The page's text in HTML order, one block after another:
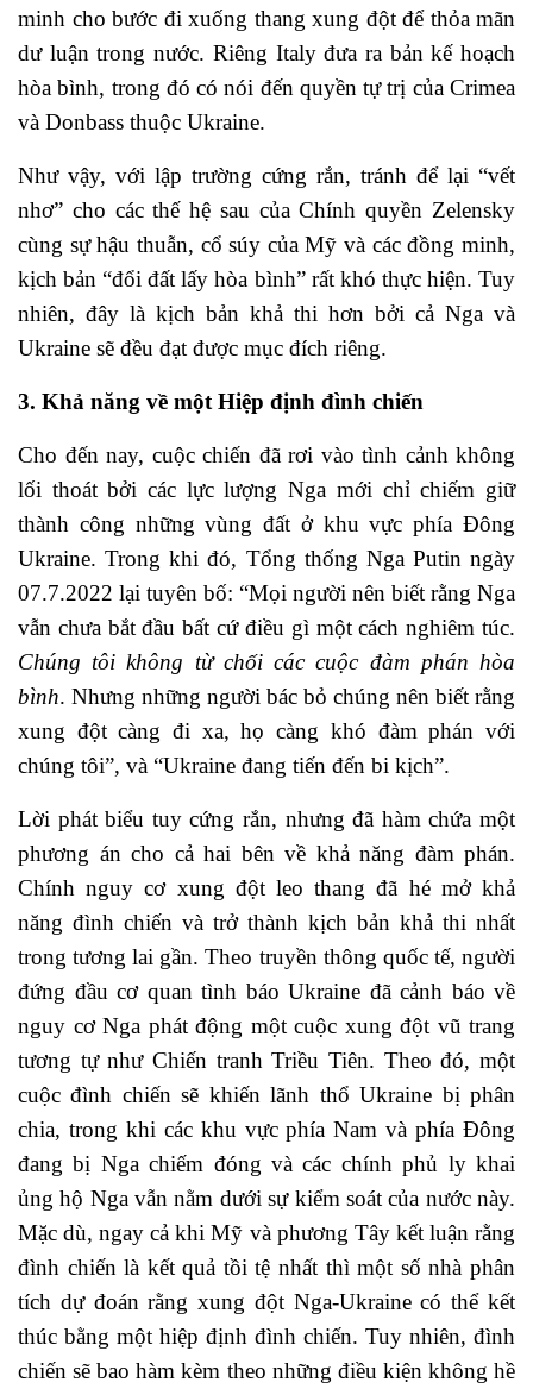
minh cho bước đi xuống thang xung đột để thỏa mãn
dư luận trong nước. Riêng Italy đưa ra bản kế hoạch
hòa bình, trong đó có nói đến quyền tự trị của Crimea
và Donbass thuộc Ukraine.
Như vậy, với lập trường cứng rắn, tránh để lại “vết
nhơ” cho các thế hệ sau của Chính quyền Zelensky
cùng sự hậu thuẫn, cổ súy của Mỹ và các đồng minh,
kịch bản “đổi đất lấy hòa bình” rất khó thực hiện. Tuy
nhiên, đây là kịch bản khả thi hơn bởi cả Nga và
Ukraine sẽ đều đạt được mục đích riêng.
3. Khả năng về một Hiệp định đình chiến
Cho đến nay, cuộc chiến đã rơi vào tình cảnh không
lối thoát bởi các lực lượng Nga mới chỉ chiếm giữ
thành công những vùng đất ở khu vực phía Đông
Ukraine. Trong khi đó, Tổng thống Nga Putin ngày
07.7.2022 lại tuyên bố: “Mọi người nên biết rằng Nga
vẫn chưa bắt đầu bất cứ điều gì một cách nghiêm túc.
Chúng tôi không từ chối các cuộc đàm phán hòa
bình. Nhưng những người bác bỏ chúng nên biết rằng
xung đột càng đi xa, họ càng khó đàm phán với
chúng tôi”, và “Ukraine đang tiến đến bi kịch”.
Lời phát biểu tuy cứng rắn, nhưng đã hàm chứa một
phương án cho cả hai bên về khả năng đàm phán.
Chính nguy cơ xung đột leo thang đã hé mở khả
năng đình chiến và trở thành kịch bản khả thi nhất
trong tương lai gần. Theo truyền thông quốc tế, người
đứng đầu cơ quan tình báo Ukraine đã cảnh báo về
nguy cơ Nga phát động một cuộc xung đột vũ trang
tương tự như Chiến tranh Triều Tiên. Theo đó, một
cuộc đình chiến sẽ khiến lãnh thổ Ukraine bị phân
chia, trong khi các khu vực phía Nam và phía Đông
đang bị Nga chiếm đóng và các chính phủ ly khai
ủng hộ Nga vẫn nằm dưới sự kiểm soát của nước này.
Mặc dù, ngay cả khi Mỹ và phương Tây kết luận rằng
đình chiến là kết quả tồi tệ nhất thì một số nhà phân
tích dự đoán rằng xung đột Nga-Ukraine có thể kết
thúc bằng một hiệp định đình chiến. Tuy nhiên, đình
chiến sẽ bao hàm kèm theo những điều kiện không hề